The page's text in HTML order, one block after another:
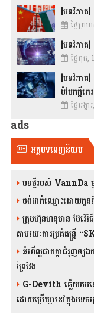
[បទវិភាគ
ថ្ងៃព្រ
[បទវិភា
ថ្ងៃពុធ
[បទវិភា
បំបែកក្តីភេ
ថ្ងៃអង្
ads
អត្ថបទពេញនិយម
បទថ្មីរបស់
ចង់ដាក់ឈ្មោះអោយកូនពិ
ក្រុមហ៊ុនហនុមាន ប៊ែវើរី
តាមរយៈការប្រគំតន្រ្តី
អំពើល្អជាកត្តាជំរុញឲ្យ
ព្រៃវែង
G-Devith ឆ្លើយតបទ
ដោយប្រើឃ្លានៅក្នុងប